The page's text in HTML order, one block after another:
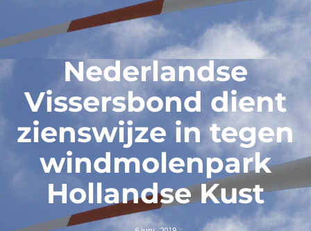
Nederlandse
Vissersbond dient
zienswijze in tegen
windmolenpark
Hollandse Kust